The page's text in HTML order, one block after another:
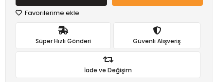
Favorilerime ekle
Süper Hızlı Gönderi Güvenli Alışveriş
İade ve Değişim